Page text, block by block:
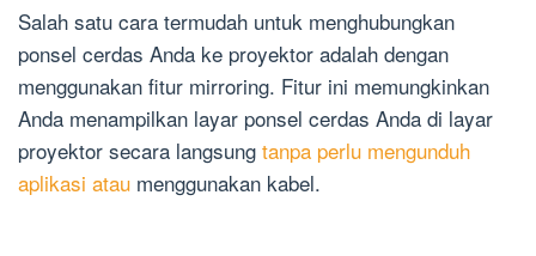
Salah satu cara termudah untuk menghubungkan
ponsel cerdas Anda ke proyektor adalah dengan
menggunakan fitur mirroring. Fitur ini memungkinkan
Anda menampilkan layar ponsel cerdas Anda di layar
proyektor secara langsung tanpa perlu mengunduh
aplikasi atau menggunakan kabel.